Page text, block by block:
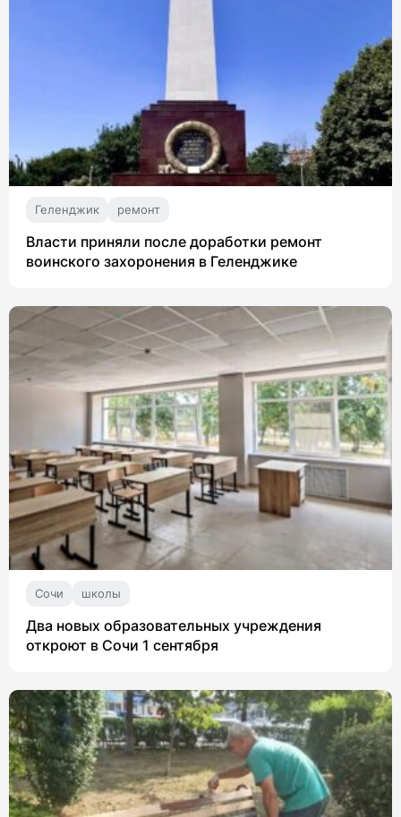
Геленджик ремонт
Власти приняли после доработки ремонт
воинского захоронения в Геленджике
Сочи школы
Два новых образовательных учреждения
откроют в Сочи 1 сентября